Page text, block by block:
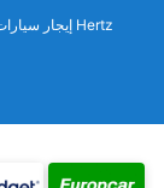
إيجار سيارات Hertz